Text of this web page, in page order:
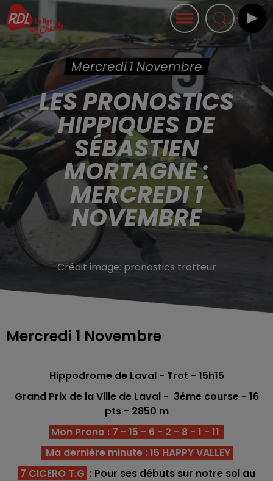
Mercredi 1 Novembre
LES PRONOSTICS
HIPPIQUES DE
SÉBASTIEN
MORTAGNE :
MERCREDI 1
NOVEMBRE
Crédit image: pronostics trotteur
Mercredi 1 Novembre
Hippodrome de Laval - Trot - 15h15
Grand Prix de la Ville de Laval - 3éme course - 16
pts - 2850 m
Mon Prono : 7 - 15 - 6 - 2 - 8 - 1 - 11
Ma dernière minute : 15 HAPPY VALLEY
7 CICERO T.G : Pour ses débuts sur notre sol au